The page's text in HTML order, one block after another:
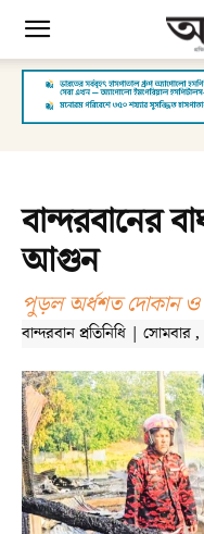
বান্দরবানের
আগুন
পুড়ল অর্ধশত দোকান
বান্দরবান প্রতিনিধি |